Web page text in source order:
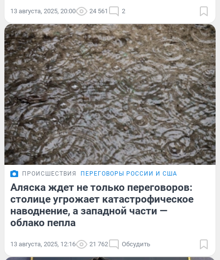
13 августа, 2025, 20:00 24 561 2
ПРОИСШЕСТВИЯ ПЕРЕГОВОРЫ РОССИИ И США
Аляска ждет не только переговоров:
столице угрожает катастрофическое
наводнение, а западной части —
облако пепла
13 августа, 2025, 12:16 21 762 Обсудить